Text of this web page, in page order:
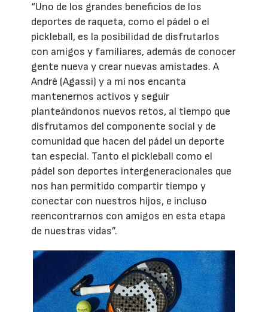
“Uno de los grandes beneficios de los
deportes de raqueta, como el pádel o el
pickleball, es la posibilidad de disfrutarlos
con amigos y familiares, además de conocer
gente nueva y crear nuevas amistades. A
André (Agassi) y a mí nos encanta
mantenernos activos y seguir
planteándonos nuevos retos, al tiempo que
disfrutamos del componente social y de
comunidad que hacen del pádel un deporte
tan especial. Tanto el pickleball como el
pádel son deportes intergeneracionales que
nos han permitido compartir tiempo y
conectar con nuestros hijos, e incluso
reencontrarnos con amigos en esta etapa
de nuestras vidas”.